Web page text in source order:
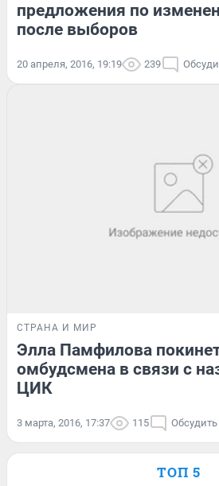
предложения по
после выборов
20 апреля, 2016, 19:19 239
СТРАНА И МИР
Элла Памфилова
омбудсмена в связи с
ЦИК
3 марта, 2016, 17:37 115 Обсудить
ТОП 5